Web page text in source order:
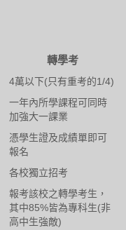
轉學考
4萬以下(只有重考的1/4)
一年內所學課程可同時
加強大一課業
憑學生證及成績單即可
報名
各校獨立招考
報考該校之轉學考生，
其中85%皆為專科生(非
高中生強敵)